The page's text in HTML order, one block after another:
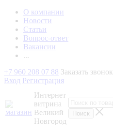
О компании
Новости
Статьи
Вопрос-ответ
Вакансии
...
+7 960 208 07 88 Заказать звонок
Вход Регистрация
Интернет
витрина
Великий
Новгород